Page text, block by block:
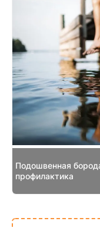
Подошвенная
профилактика